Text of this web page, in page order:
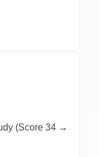
(Score 34 →